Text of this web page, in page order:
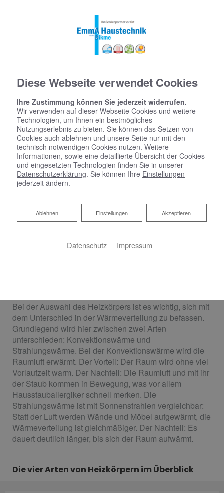
Der ideale Heizkörper für Ihre Ansprüche
Sie planen einen Neubau oder wollen Ihre alten
Bei der Auswahl des Heizkörpers ist es wichtig, sich mit
dem Unterschied in der Wärmeverteilung zu befassen.
Grundlegend wird hier zwischen zwei Arten
unterschieden: Konvektionswärme und
Strahlungswärme. Bei der Konvektionswärme wird die
Raumluft erwärmt. Der Vorteil: Der Raum wird ohne viel
Vorlaufzeit warm. Der Nachteil: Die Raumluft und mit ihr
der Staub kommen in Bewegung, was vor allem
Hausstauballergiker schnell merken. Die
Strahlungswärme ist mit Sonnenstrahlen vergleichbar:
Statt der Luft werden Wände und Möbel aufgewärmt, die
Wärmeverteilung ist gleichmäßiger. Der Nachteil: Es
dauert deutlich länger, bis sich der Raum aufwärmt.
Die vier Arten von Heizkörpern im Überblick
Diese Webseite verwendet Cookies
Ihre Zustimmung können Sie jederzeit widerrufen.
Wir verwenden auf dieser Webseite Cookies und weitere
Technologien, um Ihnen ein bestmögliches
Nutzungserlebnis zu bieten. Sie können das Setzen von
Cookies auch ablehnen und unsere Seite nur mit den
technisch notwendigen Cookies nutzen. Weitere
Informationen, sowie eine detaillierte Übersicht der Cookies
und eingesetzten Technologien finden Sie in unserer
Datenschutzerklärung. Sie können Ihre Einstellungen
jederzeit ändern.
Akzeptieren
Einstellungen
Ablehnen
Ablehnen
Datenschutz Impressum